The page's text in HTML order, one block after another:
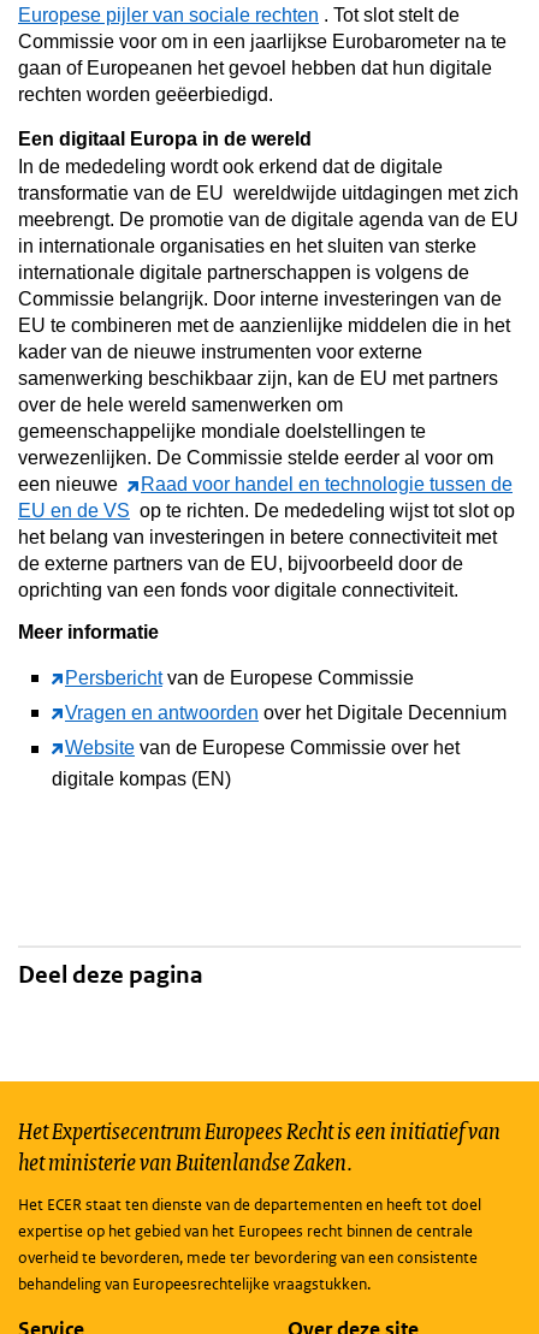
Europese pijler van sociale rechten . Tot slot stelt de
Commissie voor om in een jaarlijkse Eurobarometer na te
gaan of Europeanen het gevoel hebben dat hun digitale
rechten worden geëerbiedigd.
Een digitaal Europa in de wereld
In de mededeling wordt ook erkend dat de digitale
transformatie van de EU wereldwijde uitdagingen met zich
meebrengt. De promotie van de digitale agenda van de EU
in internationale organisaties en het sluiten van sterke
internationale digitale partnerschappen is volgens de
Commissie belangrijk. Door interne investeringen van de
EU te combineren met de aanzienlijke middelen die in het
kader van de nieuwe instrumenten voor externe
samenwerking beschikbaar zijn, kan de EU met partners
over de hele wereld samenwerken om
gemeenschappelijke mondiale doelstellingen te
verwezenlijken. De Commissie stelde eerder al voor om
een nieuwe
Raad voor handel en technologie tussen de
EU en de VS op te richten. De mededeling wijst tot slot op
het belang van investeringen in betere connectiviteit met
de externe partners van de EU, bijvoorbeeld door de
oprichting van een fonds voor digitale connectiviteit.
Meer informatie
Persbericht van de Europese Commissie
Vragen en antwoorden over het Digitale Decennium
Website van de Europese Commissie over het
digitale kompas (EN)
Deel deze pagina
Het Expertisecentrum Europees Recht is een initiatief van
het ministerie van Buitenlandse Zaken.
Het ECER staat ten dienste van de departementen en heeft tot doel
expertise op het gebied van het Europees recht binnen de centrale
overheid te bevorderen, mede ter bevordering van een consistente
behandeling van Europeesrechtelijke vraagstukken.